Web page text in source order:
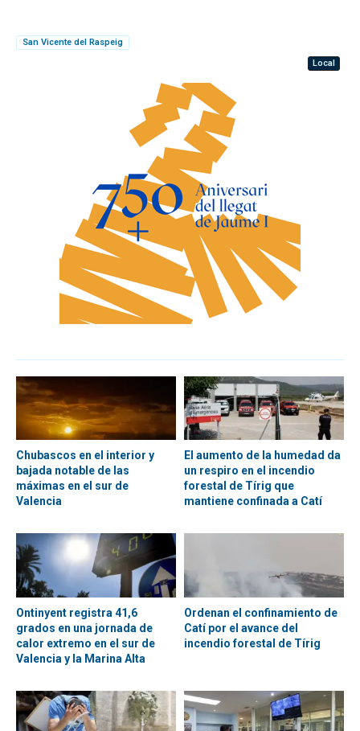
San Vicente del Raspeig
Local
Chubascos en el interior y
bajada notable de las
máximas en el sur de
Valencia
El aumento de la humedad da
un respiro en el incendio
forestal de Tírig que
mantiene confinada a Catí
Ontinyent registra 41,6
grados en una jornada de
calor extremo en el sur de
Valencia y la Marina Alta
Ordenan el confinamiento de
Catí por el avance del
incendio forestal de Tírig